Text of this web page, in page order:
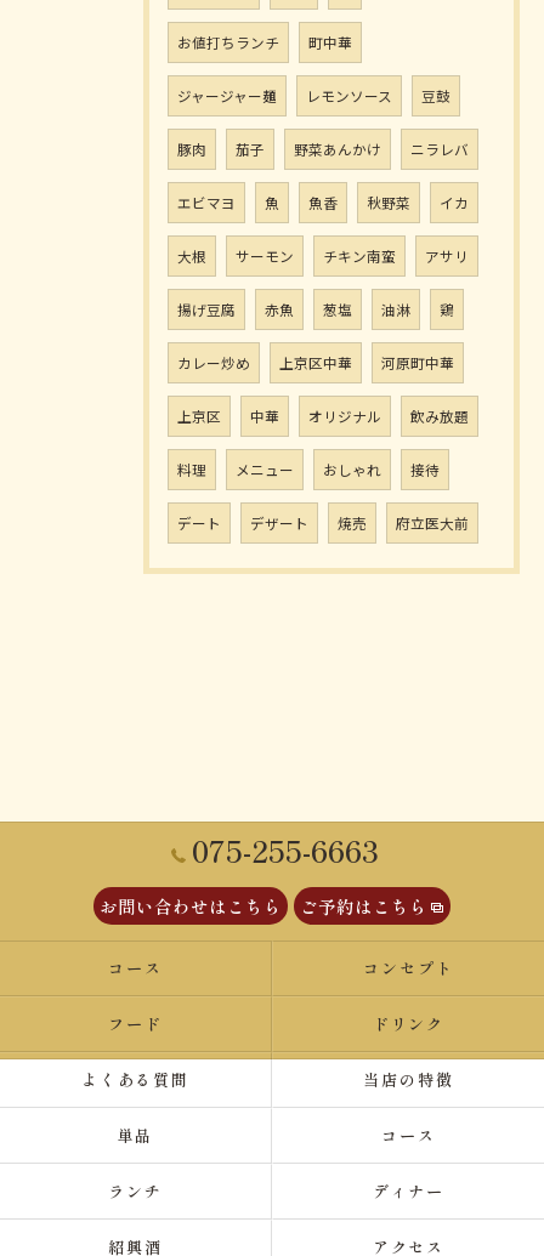
お値打ちランチ 町中華
ジャージャー麺 レモンソース 豆鼓
豚肉 茄子 野菜あんかけ ニラレバ
エビマヨ 魚 魚香 秋野菜 イカ
大根 サーモン チキン南蛮 アサリ
揚げ豆腐 赤魚 葱塩 油淋 鶏
カレー炒め 上京区中華 河原町中華
上京区 中華 オリジナル 飲み放題
料理 メニュー おしゃれ 接待
デート デザート 焼売 府立医大前
075-255-6663
お問い合わせはこちら ご予約はこちら
コース コンセプト
フード ドリンク
よくある質問 当店の特徴
単品 コース
ランチ ディナー
紹興酒 アクセス